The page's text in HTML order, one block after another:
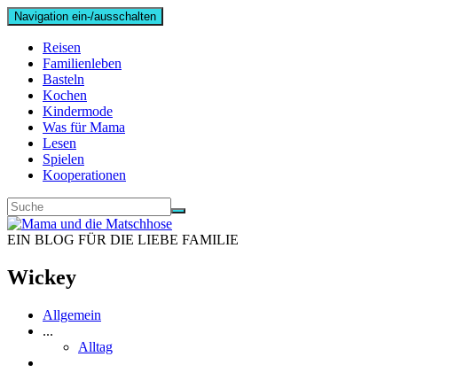
Navigation ein-/ausschalten
Reisen
Familienleben
Basteln
Kochen
Kindermode
Was für Mama
Lesen
Spielen
Kooperationen
EIN BLOG FÜR DIE LIEBE FAMILIE
Wickey
Allgemein
...
Alltag